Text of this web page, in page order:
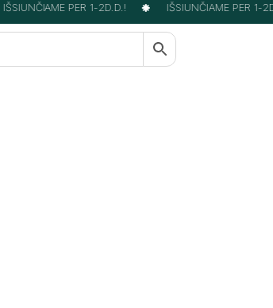
IŠSIUNČIAME PER 1-2D.D.! IŠSIUNČIAME PER 1-